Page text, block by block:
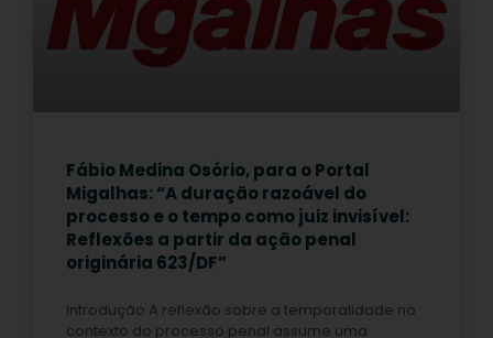
Fábio Medina Osório, para o Portal
Migalhas: “A duração razoável do
processo e o tempo como juiz invisível:
Reflexões a partir da ação penal
originária 623/DF”
Introdução A reflexão sobre a temporalidade no
contexto do processo penal assume uma